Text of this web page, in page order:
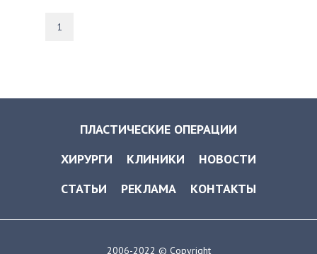
1
ПЛАСТИЧЕСКИЕ ОПЕРАЦИИ
ХИРУРГИ
КЛИНИКИ
НОВОСТИ
СТАТЬИ
РЕКЛАМА КОНТАКТЫ
2006-2022 © Copyright